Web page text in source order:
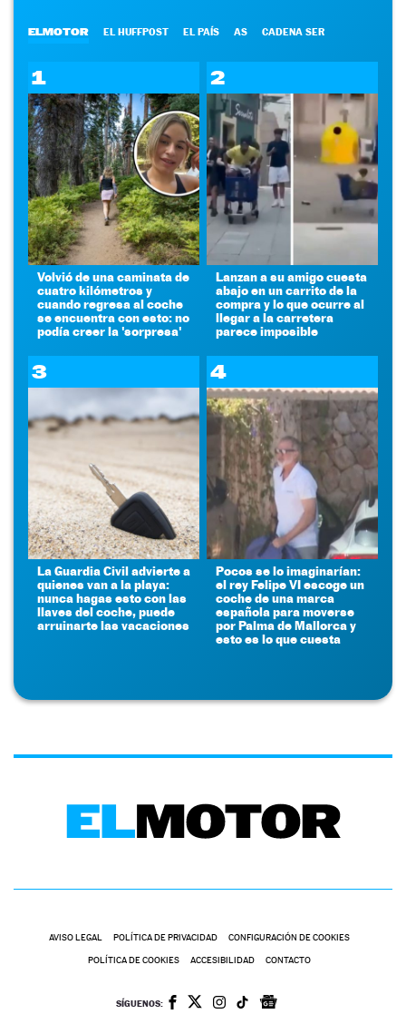
ELMOTOR EL HUFFPOST EL PAÍS AS CADENA SER
1
Volvió de una caminata de
cuatro kilómetros y
cuando regresa al coche
se encuentra con esto: no
podía creer la 'sorpresa'
2
Lanzan a su amigo cuesta
abajo en un carrito de la
compra y lo que ocurre al
llegar a la carretera
parece imposible
3
La Guardia Civil advierte a
quienes van a la playa:
nunca hagas esto con las
llaves del coche, puede
arruinarte las vacaciones
4
Pocos se lo imaginarían:
el rey Felipe VI escoge un
coche de una marca
española para moverse
por Palma de Mallorca y
esto es lo que cuesta
AVISO LEGAL POLÍTICA DE PRIVACIDAD CONFIGURACIÓN DE COOKIES
POLÍTICA DE COOKIES ACCESIBILIDAD CONTACTO
SÍGUENOS: